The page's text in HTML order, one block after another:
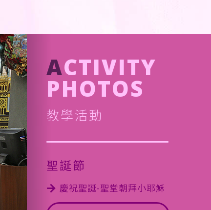
ACTIVITY
PHOTOS
教學活動
聖誕節
慶祝聖誕-聖堂朝拜小耶穌